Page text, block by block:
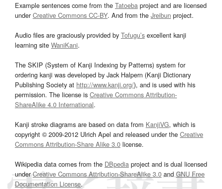
Example sentences come from the Tatoeba project and are licensed
underCreative Commons CC-BY. And from the Jreibun project.
Audio files are graciously provided by Tofugu’s excellent kanji
learning site WaniKani.
The SKIP (System of Kanji Indexing by Patterns) system for
ordering kanji was developed by Jack Halpern (Kanji Dictionary
Publishing Society at http://www.kanji.org/), and is used with his
permission. The license is Creative Commons Attribution-
ShareAlike 4.0 International.
Kanji stroke diagrams are based on data from KanjiVG, which is
copyright © 2009-2012 Ulrich Apel and released under the Creative
Commons Attribution-Share Alike 3.0 license.
Wikipedia data comes from the DBpedia project and is dual licensed
underCreative Commons Attribution-ShareAlike 3.0and GNU Free
Documentation License.